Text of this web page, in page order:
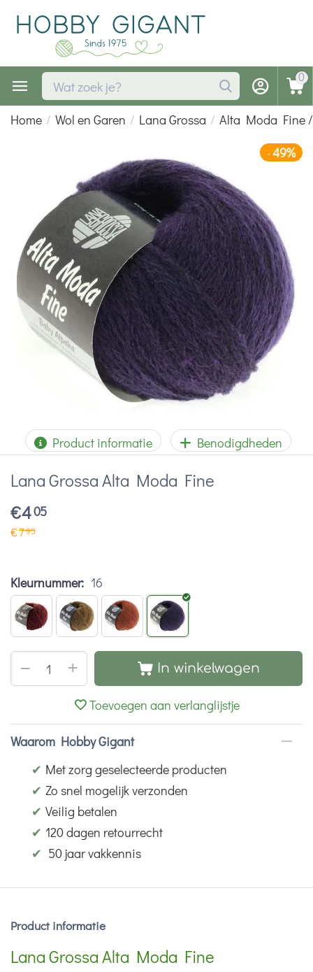
0
Home / Wol en Garen / Lana Grossa / Alta Moda Fine
-49%
Product informatie Benodigdheden
Lana Grossa Alta Moda Fine
€405
€795
Kleurnummer: 16
+
− In winkelwagen
Toevoegen aan verlanglijstje
Waarom Hobby Gigant
✔ Met zorg geselecteerde producten
✔ Zo snel mogelijk verzonden
✔ Veilig betalen
✔ 120 dagen retourrecht
✔ 50 jaar vakkennis
Product informatie
Lana Grossa Alta Moda Fine